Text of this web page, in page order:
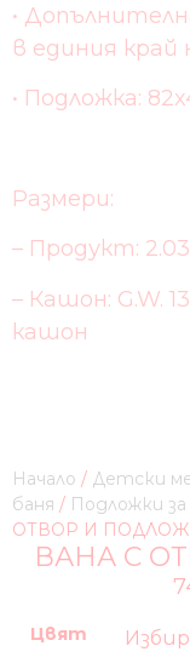
Начало / Детски
баня / Подложки за
ОТВОР И
ВАНА С
•
в единия край
• Подложка:
Размери:
– Продукт: 2.03
– Кашон: G.W.
кашон
Цвят